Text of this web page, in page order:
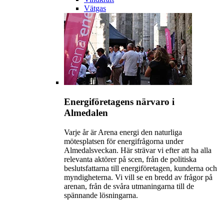
Vätgas
Energiföretagens närvaro i
Almedalen
Varje år är Arena energi den naturliga
mötesplatsen för energifrågorna under
Almedalsveckan. Här strävar vi efter att ha alla
relevanta aktörer på scen, från de politiska
beslutsfattarna till energiföretagen, kunderna och
myndigheterna. Vi vill se en bredd av frågor på
arenan, från de svåra utmaningarna till de
spännande lösningarna.